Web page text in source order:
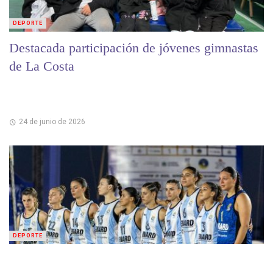
Destacada participación de jóvenes gimnastas
de La Costa
24 de junio de 2026
DEPORTE
DEPORTE